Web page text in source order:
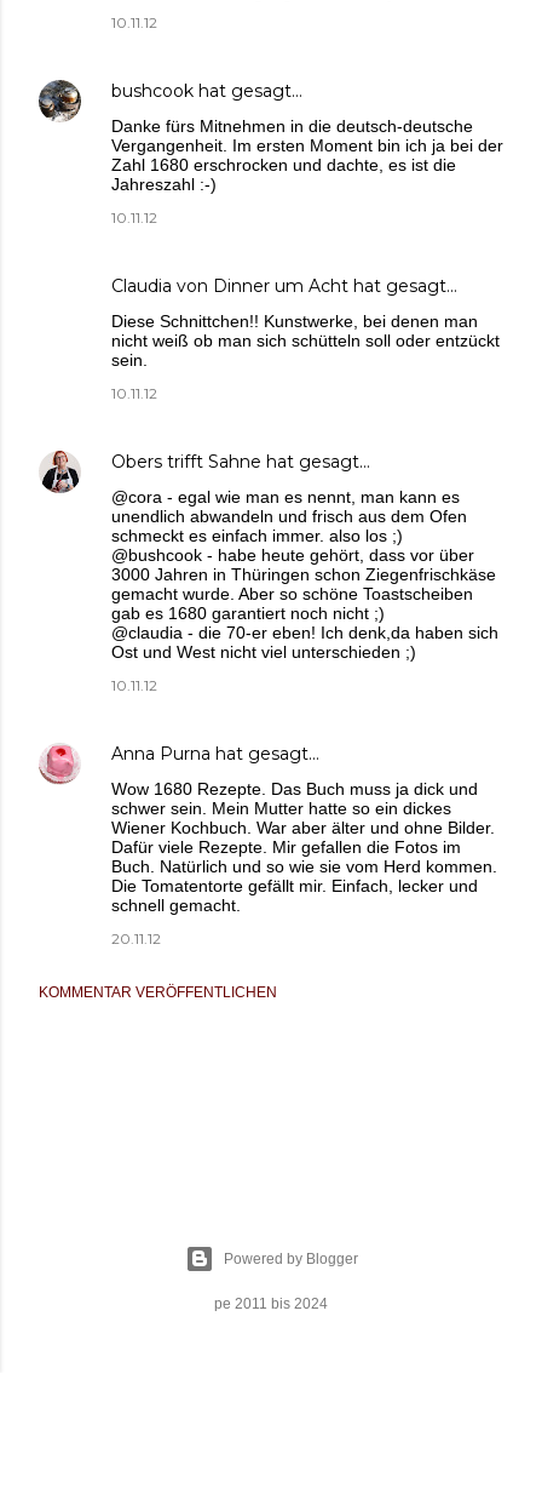
10.11.12
bushcook hat gesagt…
Danke fürs Mitnehmen in die deutsch-deutsche
Vergangenheit. Im ersten Moment bin ich ja bei der
Zahl 1680 erschrocken und dachte, es ist die
Jahreszahl :-)
10.11.12
Claudia von Dinner um Acht hat gesagt…
Diese Schnittchen!! Kunstwerke, bei denen man
nicht weiß ob man sich schütteln soll oder entzückt
sein.
10.11.12
Obers trifft Sahne hat gesagt…
@cora - egal wie man es nennt, man kann es
unendlich abwandeln und frisch aus dem Ofen
schmeckt es einfach immer. also los ;)
@bushcook - habe heute gehört, dass vor über
3000 Jahren in Thüringen schon Ziegenfrischkäse
gemacht wurde. Aber so schöne Toastscheiben
gab es 1680 garantiert noch nicht ;)
@claudia - die 70-er eben! Ich denk,da haben sich
Ost und West nicht viel unterschieden ;)
10.11.12
Anna Purna hat gesagt…
Wow 1680 Rezepte. Das Buch muss ja dick und
schwer sein. Mein Mutter hatte so ein dickes
Wiener Kochbuch. War aber älter und ohne Bilder.
Dafür viele Rezepte. Mir gefallen die Fotos im
Buch. Natürlich und so wie sie vom Herd kommen.
Die Tomatentorte gefällt mir. Einfach, lecker und
schnell gemacht.
20.11.12
KOMMENTAR VERÖFFENTLICHEN
Powered by Blogger
pe 2011 bis 2024